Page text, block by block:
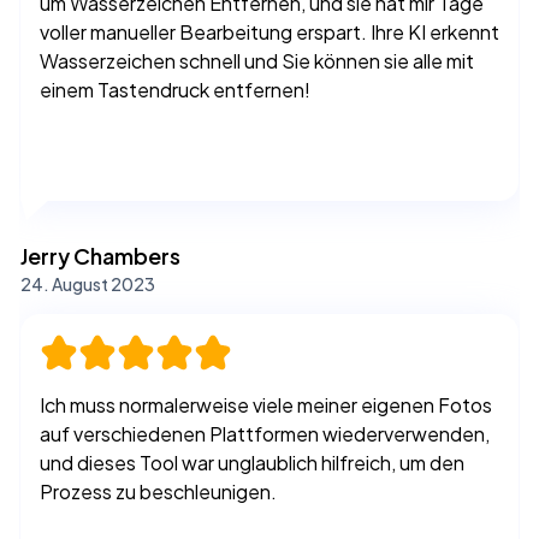
und dieses Tool war unglaublich hilfreich, um den
Prozess zu beschleunigen.
Esther Howard
20. August 2023
Schnelles und erstaunlich genaues watermark
remover tool. Ich hatte ein weiteres minderwertiges
KI-Tool erwartet, wie sie in den letzten Monaten
auf den Markt gekommen sind, aber dieses Tool ist